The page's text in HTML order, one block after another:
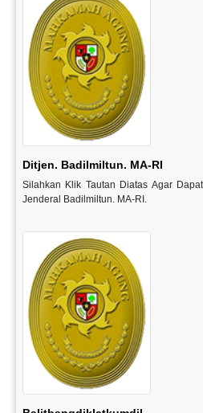
Ditjen. Badilmiltun. MA-RI
Silahkan Klik Tautan Diatas Agar
Jenderal Badilmiltun. MA-RI.